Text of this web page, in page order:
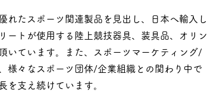
れたスポーツ関連製品を見出し、日本へ輸入し
ートが使用する陸上競技器具、装具品、オリン
いています。また、スポーツマーケティング/
様々なスポーツ団体/企業組織との関わり中で
を支え続けています。